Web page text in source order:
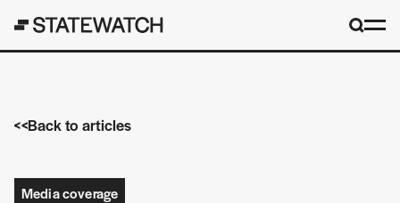
Back to articles
Media coverage